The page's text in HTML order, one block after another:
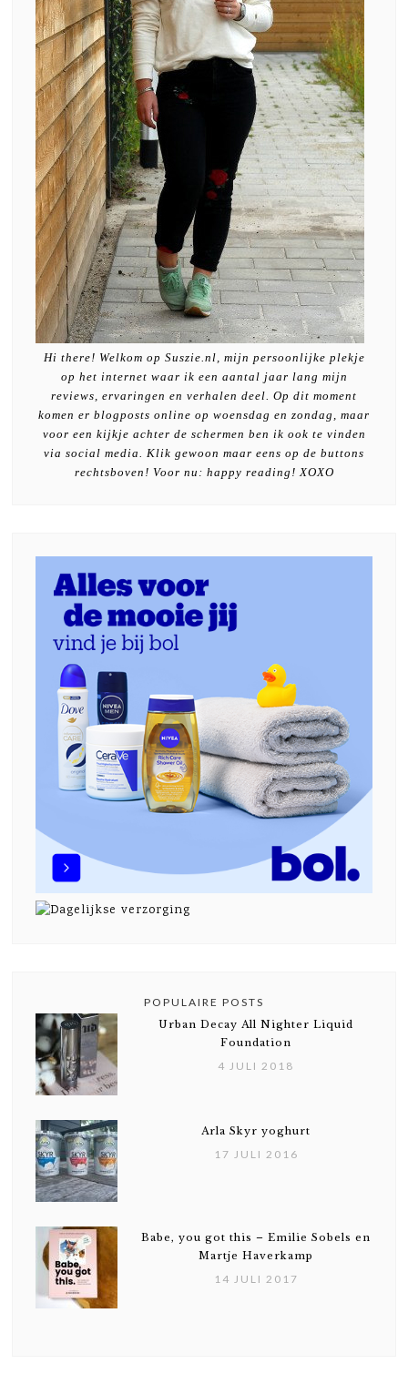
Hi there! Welkom op Suszie.nl, mijn persoonlijke plekje
op het internet waar ik een aantal jaar lang mijn
reviews, ervaringen en verhalen deel. Op dit moment
komen er blogposts online op woensdag en zondag, maar
voor een kijkje achter de schermen ben ik ook te vinden
via social media. Klik gewoon maar eens op de buttons
rechtsboven! Voor nu: happy reading! XOXO
POPULAIRE POSTS
Urban Decay All Nighter Liquid
Foundation
4 JULI 2018
Arla Skyr yoghurt
17 JULI 2016
Babe, you got this – Emilie Sobels en
Martje Haverkamp
14 JULI 2017